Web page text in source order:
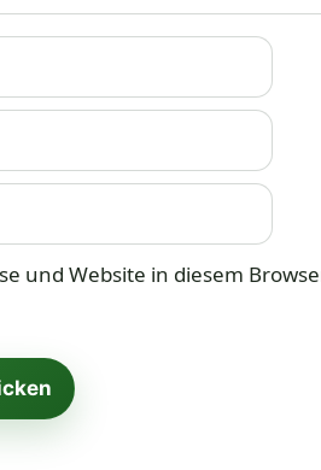
und Website in diesem